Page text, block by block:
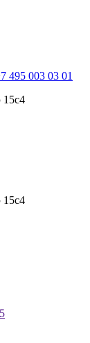
495 003 03 01
15c4
15c4